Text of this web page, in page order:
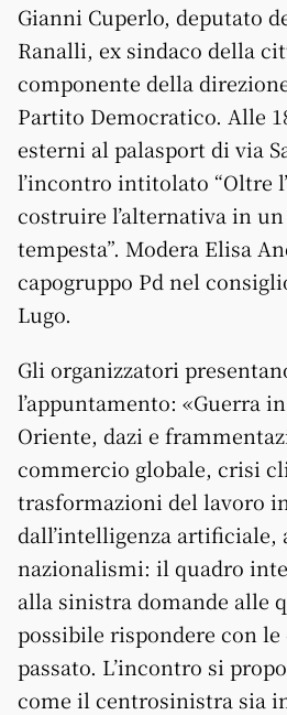
Gianni Cuperlo, deputato
Ranalli, ex sindaco della
componente della
Partito Democratico. Alle
esterni al palasport di via
l’incontro intitolato “Oltre
costruire l’alternativa in
tempesta”. Modera Elisa
capogruppo Pd nel
Lugo.
Gli organizzatori
l’appuntamento: «Guerra
Oriente, dazi e
commercio globale, crisi
trasformazioni del lavoro
dall’intelligenza artificiale,
nazionalismi: il quadro
alla sinistra domande alle
possibile rispondere con le
passato. L’incontro si
come il centrosinistra sia